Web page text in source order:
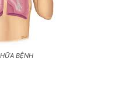
BỆNH